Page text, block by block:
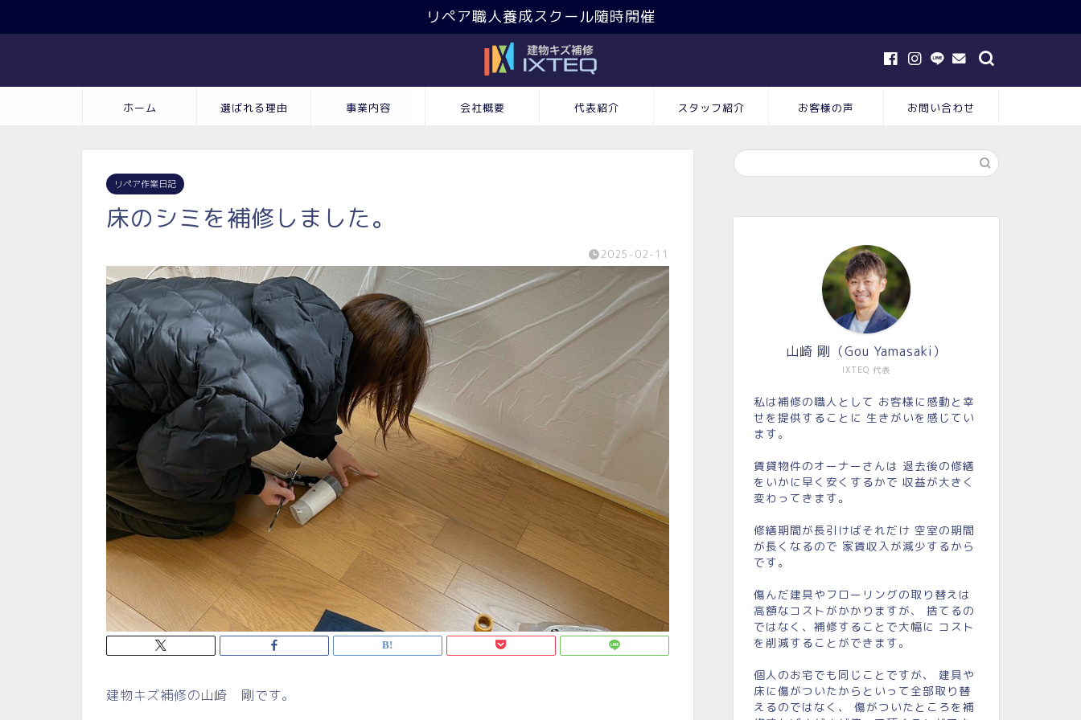
リペア職人養成スクール随時開催
ホーム 選ばれる理由 事業内容 会社概要 代表紹介 スタッフ紹介 お客様の声 お問い合わせ
リペア作業日記
床のシミを補修しました。
2025-02-11
建物キズ補修の山崎 剛です。
IXTEQ 代表
山崎 剛（Gou Yamasaki）
私は補修の職人として お客様に感動と幸
せを提供することに 生きがいを感じてい
ます。
賃貸物件のオーナーさんは 退去後の修繕
をいかに早く安くするかで 収益が大きく
変わってきます。
修繕期間が長引けばそれだけ 空室の期間
が長くなるので 家賃収入が減少するから
です。
傷んだ建具やフローリングの取り替えは
高額なコストがかかりますが、 捨てるの
ではなく、補修することで大幅に コスト
を削減することができます。
個人のお宅でも同じことですが、 建具や
床に傷がついたからといって全部取り替
えるのではなく、 傷がついたところを補